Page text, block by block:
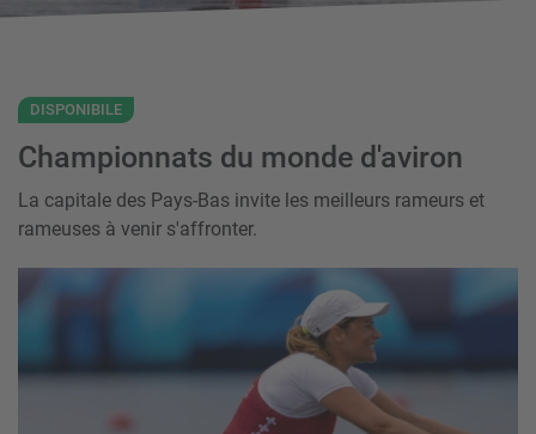
DISPONIBILE
Championnats du monde d'aviron
La capitale des Pays-Bas invite les meilleurs rameurs et
rameuses à venir s'affronter.